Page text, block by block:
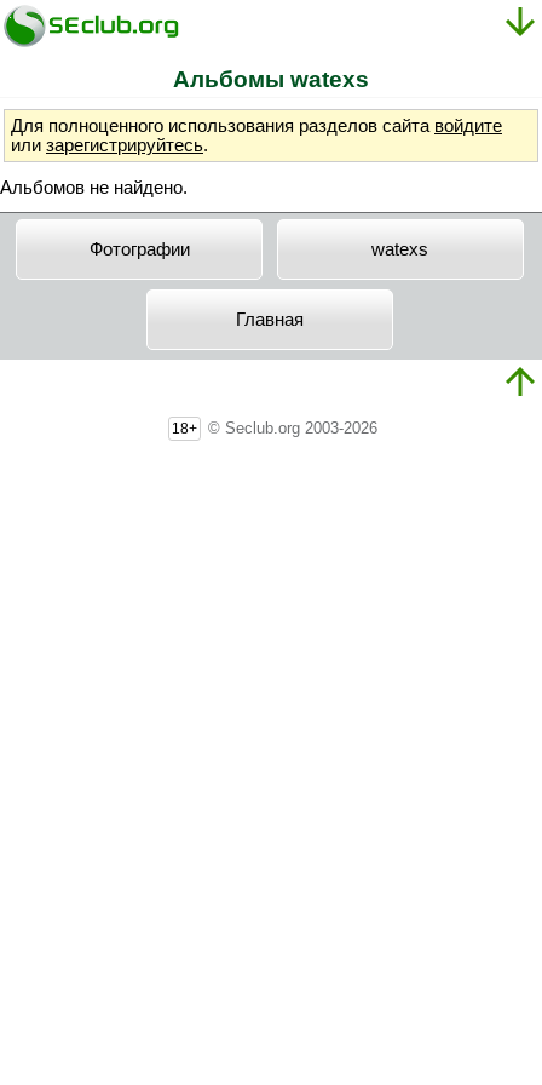
Альбомы watexs
Для полноценного использования разделов сайта войдите
или зарегистрируйтесь.
Альбомов не найдено.
Фотографии watexs
Главная
18+ © Seclub.org 2003-2026